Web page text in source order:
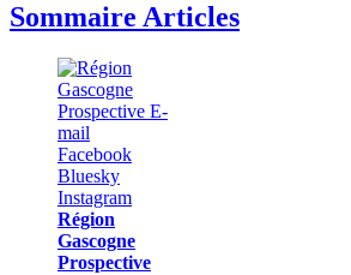
Sommaire Articles
Région
Gascogne
Prospective